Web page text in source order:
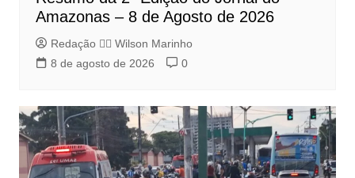
Amazonas – 8 de Agosto de 2026
Redação 👨‍⚖️​ Wilson Marinho
8 de agosto de 2026
0